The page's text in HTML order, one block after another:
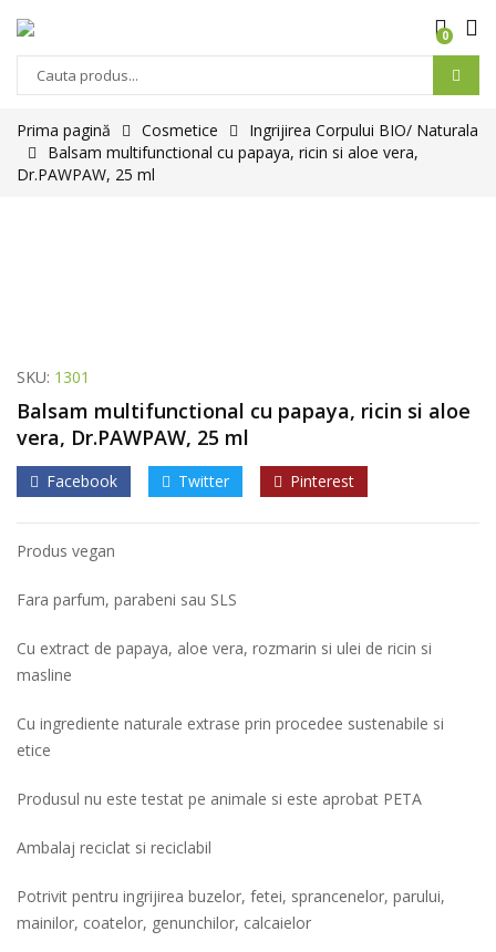
0
Prima pagină Cosmetice
Ingrijirea Corpului BIO/ Naturala
Balsam multifunctional cu papaya, ricin si aloe vera,
Dr.PAWPAW, 25 ml
SKU: 1301
Balsam multifunctional cu papaya, ricin si aloe
vera, Dr.PAWPAW, 25 ml
Facebook Twitter Pinterest
Produs vegan
Fara parfum, parabeni sau SLS
Cu extract de papaya, aloe vera, rozmarin si ulei de ricin si
masline
Cu ingrediente naturale extrase prin procedee sustenabile si
etice
Produsul nu este testat pe animale si este aprobat PETA
Ambalaj reciclat si reciclabil
Potrivit pentru ingrijirea buzelor, fetei, sprancenelor, parului,
mainilor, coatelor, genunchilor, calcaielor